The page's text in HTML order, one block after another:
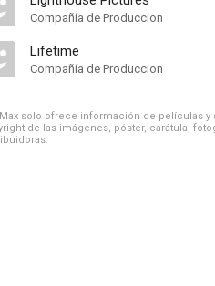
Compañía de Produccion
Lifetime
Compañía de Produccion
solo ofrece información de películas
de las imágenes, póster, carátula,